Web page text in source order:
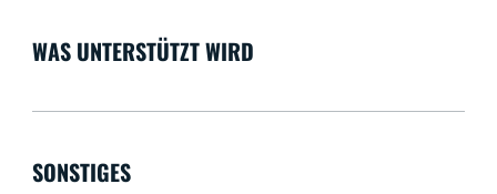
WAS UNTERSTÜTZT WIRD
SONSTIGES